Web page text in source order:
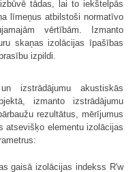
tādas, lai to iekštelpās
līmeņus atbilstoši normatīvo
vērtībām. Izmanto
skaņas izolācijas īpašības
izpildi.
izstrādājumu akustiskās
izmanto izstrādājumu
rezultātus, mērījumus
atsevišķo elementu izolācijas
gaisā izolācijas indekss R'w